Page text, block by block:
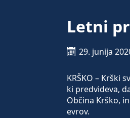
Letni
29. junija
KRŠKO – Krški
ki predvideva,
Občina Krško,
evrov.